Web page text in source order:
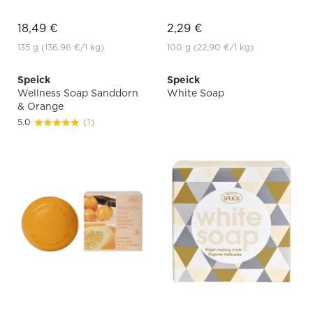
18,49 €
135 g (136,96 €/1 kg)
2,29 €
100 g (22,90 €/1 kg)
Speick
Wellness Soap Sanddorn
& Orange
5.0 (1)
Speick
White Soap